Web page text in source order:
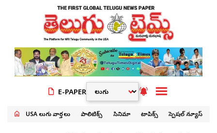
E-PAPER
USA తెలుగు వార్తలు పాలిటిక్స్ సినిమా టాపిక్స్ స్పెషల్ న్యూస్